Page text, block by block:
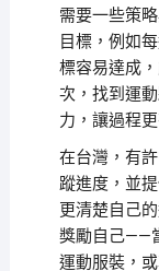
需要一些策
目標，例如
標容易達成
次，找到運
力，讓過程更
在台灣，有
蹤進度，並
更清楚自己
獎勵自己——
運動服裝，